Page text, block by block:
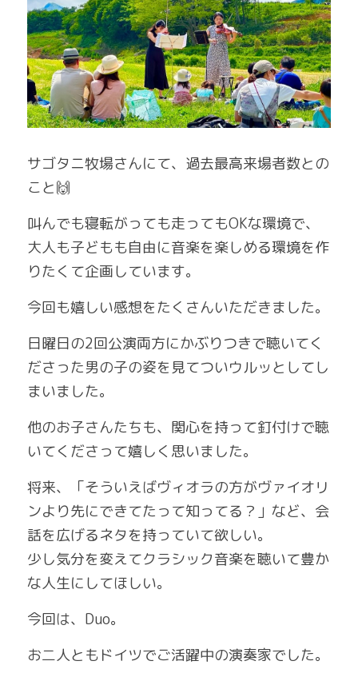
サゴタニ牧場さんにて、過去最高来場者数との
こと🙌
叫んでも寝転がっても走ってもOKな環境で、
大人も子どもも自由に音楽を楽しめる環境を作
りたくて企画しています。
今回も嬉しい感想をたくさんいただきました。
日曜日の2回公演両方にかぶりつきで聴いてく
ださった男の子の姿を見てついウルッとしてし
まいました。
他のお子さんたちも、関心を持って釘付けで聴
いてくださって嬉しく思いました。
将来、「そういえばヴィオラの方がヴァイオリ
ンより先にできてたって知ってる？」など、会
話を広げるネタを持っていて欲しい。
少し気分を変えてクラシック音楽を聴いて豊か
な人生にしてほしい。
今回は、Duo。
お二人ともドイツでご活躍中の演奏家でした。